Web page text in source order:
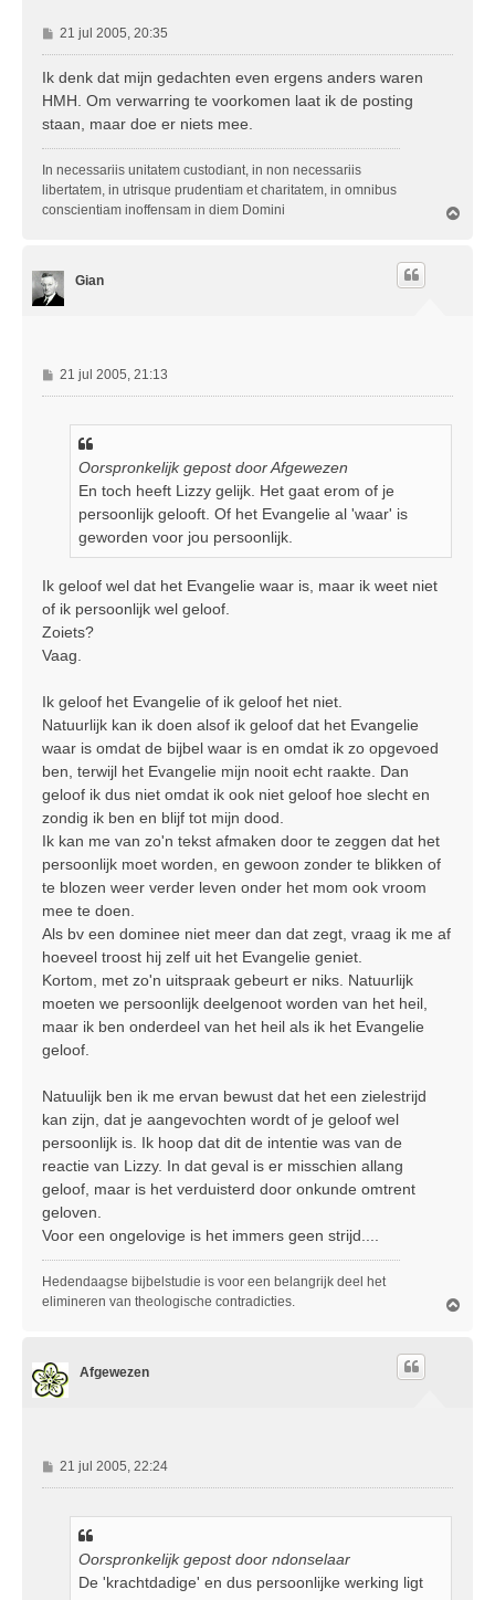
B
e
i
h
t
21 jul 2005, 20:35
Ik denk dat mijn gedachten even ergens anders waren
HMH. Om verwarring te voorkomen laat ik de posting
staan, maar doe er niets mee.
In necessariis unitatem custodiant, in non necessariis
libertatem, in utrisque prudentiam et charitatem, in omnibus
conscientiam inoffensam in diem Domini
Gian
B
e
21 jul 2005, 21:13
Oorspronkelijk gepost door Afgewezen
En toch heeft Lizzy gelijk. Het gaat erom of je
persoonlijk gelooft. Of het Evangelie al 'waar' is
geworden voor jou persoonlijk.
Ik geloof wel dat het Evangelie waar is, maar ik weet niet
of ik persoonlijk wel geloof.
Zoiets?
Vaag.
Ik geloof het Evangelie of ik geloof het niet.
Natuurlijk kan ik doen alsof ik geloof dat het Evangelie
waar is omdat de bijbel waar is en omdat ik zo opgevoed
ben, terwijl het Evangelie mijn nooit echt raakte. Dan
geloof ik dus niet omdat ik ook niet geloof hoe slecht en
zondig ik ben en blijf tot mijn dood.
Ik kan me van zo'n tekst afmaken door te zeggen dat het
persoonlijk moet worden, en gewoon zonder te blikken of
te blozen weer verder leven onder het mom ook vroom
mee te doen.
Als bv een dominee niet meer dan dat zegt, vraag ik me af
hoeveel troost hij zelf uit het Evangelie geniet.
Kortom, met zo'n uitspraak gebeurt er niks. Natuurlijk
moeten we persoonlijk deelgenoot worden van het heil,
maar ik ben onderdeel van het heil als ik het Evangelie
geloof.
Natuulijk ben ik me ervan bewust dat het een zielestrijd
kan zijn, dat je aangevochten wordt of je geloof wel
persoonlijk is. Ik hoop dat dit de intentie was van de
reactie van Lizzy. In dat geval is er misschien allang
geloof, maar is het verduisterd door onkunde omtrent
geloven.
Voor een ongelovige is het immers geen strijd....
Hedendaagse bijbelstudie is voor een belangrijk deel het
elimineren van theologische contradicties.
Afgewezen
B
e
21 jul 2005, 22:24
Oorspronkelijk gepost door ndonselaar
De 'krachtdadige' en dus persoonlijke werking ligt